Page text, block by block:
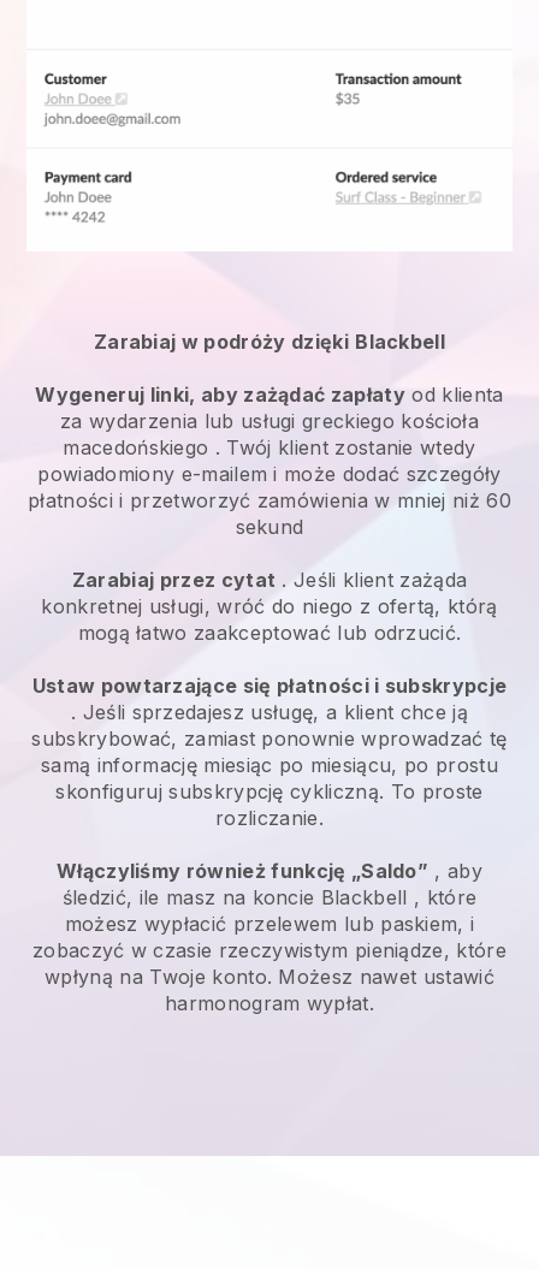
Zarabiaj w podróży dzięki Blackbell
Wygeneruj linki, aby zażądać zapłaty od klienta
zawydarzenia lub usługi greckiego kościoła
macedońskiego . Twój klient zostanie wtedy
powiadomiony e-mailem i może dodać szczegóły
płatności i przetworzyć zamówienia w mniej niż 60
sekund
Zarabiaj przez cytat . Jeśli klient zażąda
konkretnej usługi, wróć do niego z ofertą, którą
mogą łatwo zaakceptować lub odrzucić.
Ustaw powtarzające się płatności i subskrypcje
. Jeśli sprzedajesz usługę, a klient chce ją
subskrybować, zamiast ponownie wprowadzać tę
samą informację miesiąc po miesiącu, po prostu
skonfiguruj subskrypcję cykliczną. To proste
rozliczanie.
Włączyliśmy również funkcję „Saldo” , aby
śledzić, ile masz na koncie Blackbell , które
możesz wypłacić przelewem lub paskiem, i
zobaczyć w czasie rzeczywistym pieniądze, które
wpłyną na Twoje konto. Możesz nawet ustawić
harmonogram wypłat.